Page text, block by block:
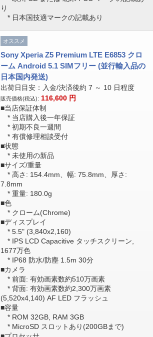
り
* 日本国技適マークの記載あり
オススメ
Sony Xperia Z5 Premium LTE E6853 クロ
ーム Android 5.1 SIMフリー (並行輸入品の
日本国内発送)
出荷日目安：入金/決済後約 7 ～ 10 日程度
販売価格(税込): 116,600 円
■当店保証体制
* 当店購入後一年保証
* 初期不良一週間
* 有償修理相談受付
■状態
* 未使用の新品
■サイズ/重量
* 高さ: 154.4mm、幅: 75.8mm、厚さ:
7.8mm
* 重量: 180.0g
■色
* クローム(Chrome)
■ディスプレイ
* 5.5" (3,840x2,160)
* IPS LCD Capacitive タッチスクリーン,
1677万色
* IP68 防水/防塵 1.5m 30分
■カメラ
* 前面: 有効画素数約510万画素
* 背面: 有効画素数約2,300万画素
(5,520x4,140) AF LED フラッシュ
■容量
* ROM 32GB, RAM 3GB
* MicroSD スロットあり(200GBまで)